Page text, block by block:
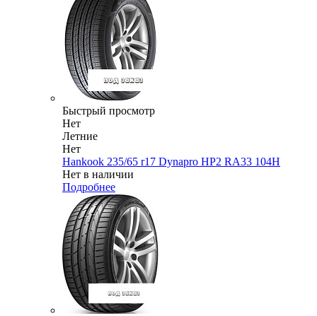
Быстрый просмотр
Нет
Летние
Нет
Hankook 235/65 r17 Dynapro HP2 RA33 104H
Нет в наличии
Подробнее